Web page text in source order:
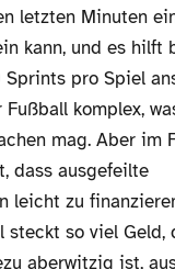
letzten Minuten
kann, und es hilft
pro Spiel
komplex,
mag. Aber im
dass ausgefeilte
leicht zu
steckt so viel Geld,
aberwitzig ist,